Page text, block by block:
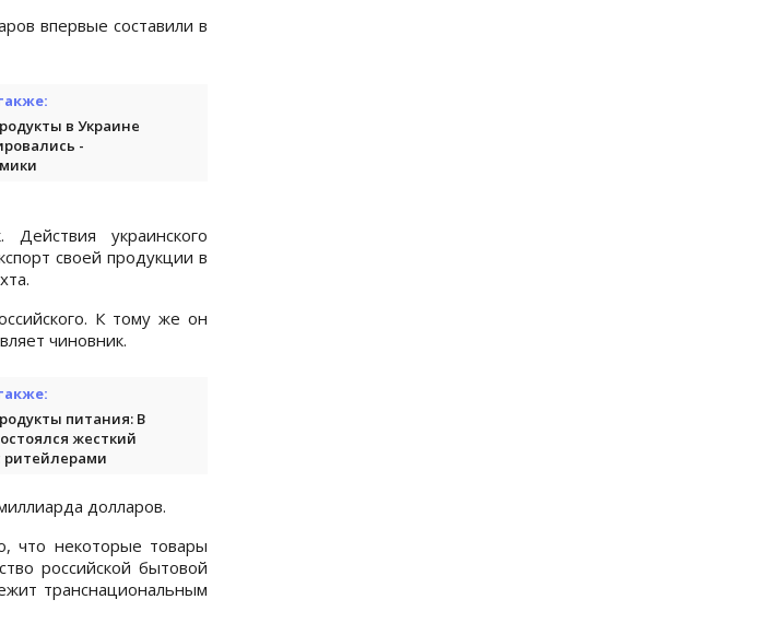
впервые составили в
в Украине
-
украинского
своей продукции в
К тому же он
чиновник.
питания: В
жесткий
ритейлерами
долларов.
что некоторые товары
российской бытовой
транснациональным